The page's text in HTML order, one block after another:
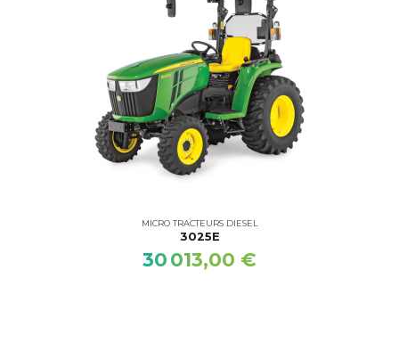
MICRO TRACTEURS DIESEL
3025E
30 013,00 €